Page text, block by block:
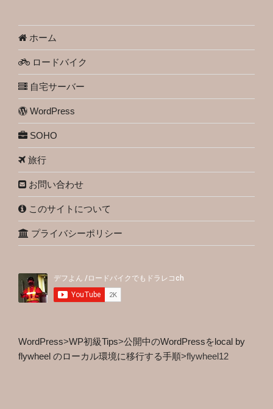
ホーム
ロードバイク
自宅サーバー
WordPress
SOHO
旅行
お問い合わせ
このサイトについて
プライバシーポリシー
WordPress>WP初級Tips>公開中のWordPressをlocal by
flywheel のローカル環境に移行する手順>flywheel12